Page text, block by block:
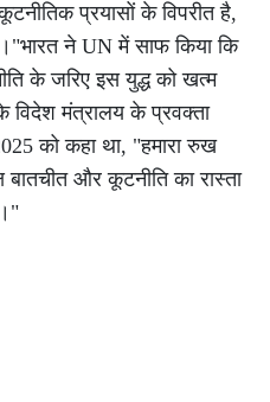
प्रयासों के विपरीत है,
ने UN में साफ किया कि
के जरिए इस युद्ध को खत्म
मंत्रालय के प्रवक्ता
को कहा था, "हमारा रुख
बातचीत और कूटनीति का रास्ता